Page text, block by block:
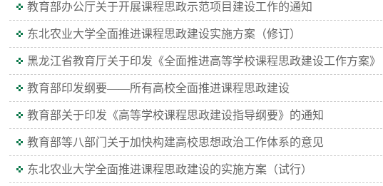
教育部办公厅关于开展课程思政示范项目建设工作的通知
东北农业大学全面推进课程思政建设实施方案（修订）
黑龙江省教育厅关于印发《全面推进高等学校课程思政建设工作方案》
教育部印发纲要——所有高校全面推进课程思政建设
教育部关于印发《高等学校课程思政建设指导纲要》的通知
教育部等八部门关于加快构建高校思想政治工作体系的意见
东北农业大学全面推进课程思政建设的实施方案（试行）